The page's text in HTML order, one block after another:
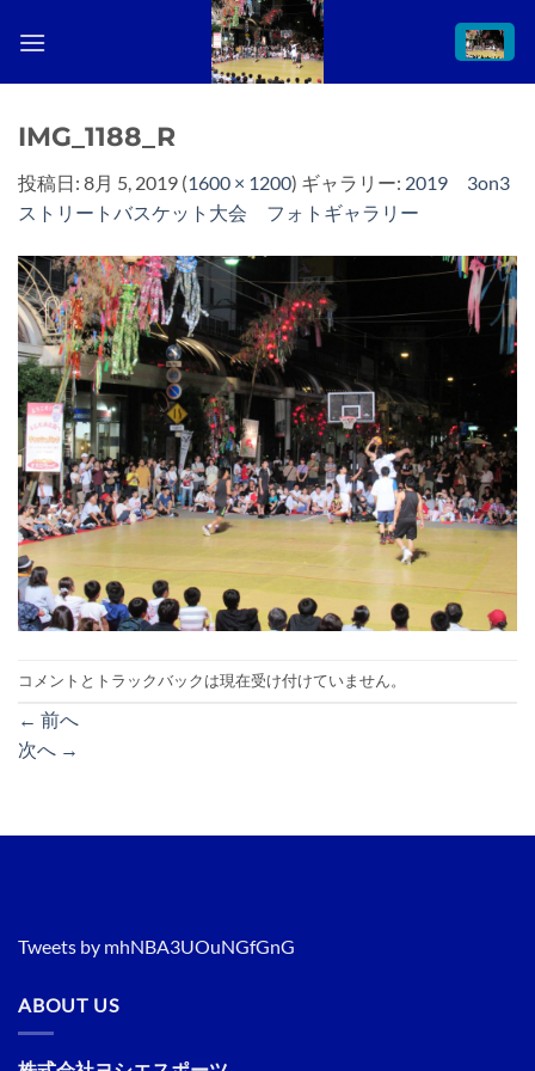
IMG_1188_R
投稿日: 8月 5, 2019 (1600 × 1200) ギャラリー: 2019 3on3
ストリートバスケット大会 フォトギャラリー
コメントとトラックバックは現在受け付けていません。
← 前へ
次へ →
Tweets by mhNBA3UOuNGfGnG
ABOUT US